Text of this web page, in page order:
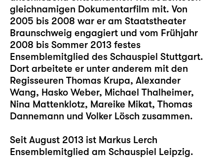
gleichnamigen Dokumentarfilm mit. Von
2005 bis 2008 war er am Staatstheater
Braunschweig engagiert und vom Frühjahr
2008 bis Sommer 2013 festes
Ensemblemitglied des Schauspiel Stuttgart.
Dort arbeitete er unter anderem mit den
Regisseuren Thomas Krupa, Alexander
Wang, Hasko Weber, Michael Thalheimer,
Nina Mattenklotz, Mareike Mikat, Thomas
Dannemann und Volker Lösch zusammen.
Seit August 2013 ist Markus Lerch
Ensemblemitglied am Schauspiel Leipzig.